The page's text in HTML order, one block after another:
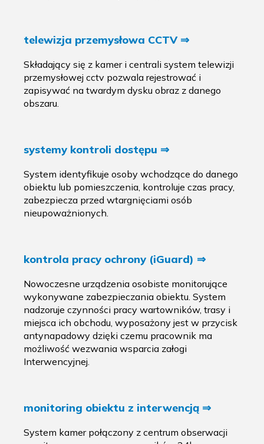
telewizja przemysłowa CCTV ⇒
Składający się z kamer i centrali system telewizji
przemysłowej cctv pozwala rejestrować i
zapisywać na twardym dysku obraz z danego
obszaru.
systemy kontroli dostępu ⇒
System identyfikuje osoby wchodzące do danego
obiektu lub pomieszczenia, kontroluje czas pracy,
zabezpiecza przed wtargnięciami osób
nieupoważnionych.
kontrola pracy ochrony (iGuard) ⇒
Nowoczesne urządzenia osobiste monitorujące
wykonywane zabezpieczania obiektu. System
nadzoruje czynności pracy wartowników, trasy i
miejsca ich obchodu, wyposażony jest w przycisk
antynapadowy dzięki czemu pracownik ma
możliwość wezwania wsparcia załogi
Interwencyjnej.
monitoring obiektu z interwencją ⇒
System kamer połączony z centrum obserwacji